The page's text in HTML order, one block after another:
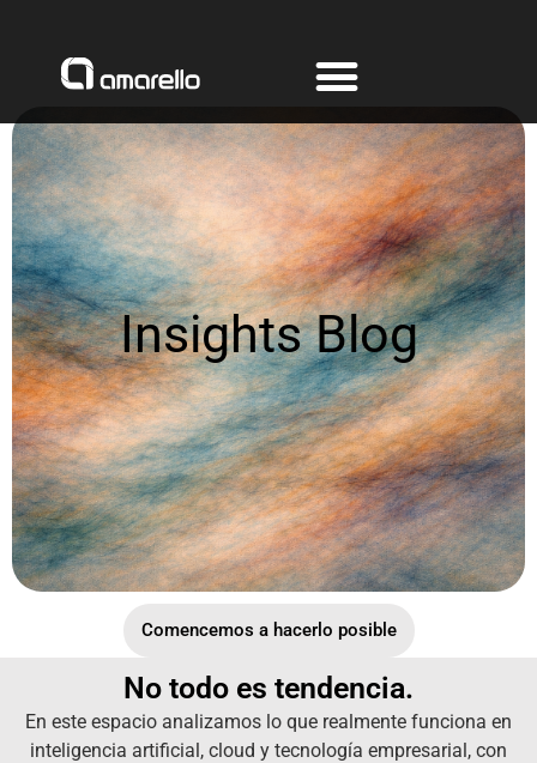
contenido
Insights Blog
Comencemos a hacerlo posible
No todo es tendencia.
En este espacio analizamos lo que realmente funciona en
inteligencia artificial, cloud y tecnología empresarial, con